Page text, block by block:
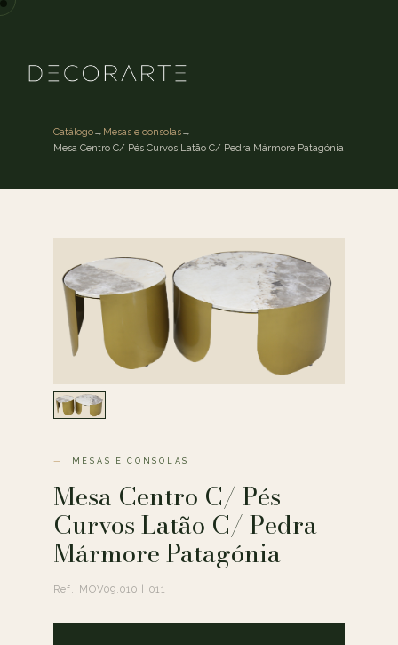
Catálogo→ Mesas e consolas→
Mesa Centro C/ Pés Curvos Latão C/ Pedra Mármore Patagónia
MESAS E CONSOLAS
Mesa Centro C/ Pés
Curvos Latão C/ Pedra
Mármore Patagónia
Ref. MOV09.010 | 011